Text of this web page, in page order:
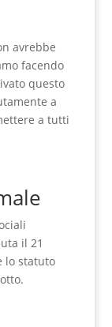
avrebbe
facendo
questo
a
a tutti
il 21
lo statuto